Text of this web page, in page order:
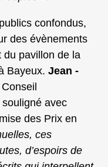
confondus,
des évènements
du pavillon de la
Bayeux. Jean -
souligné avec
des Prix en
ces
d’espoirs de